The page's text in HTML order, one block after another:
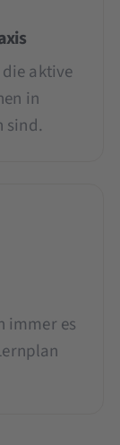
aktive
in
sind.
immer es